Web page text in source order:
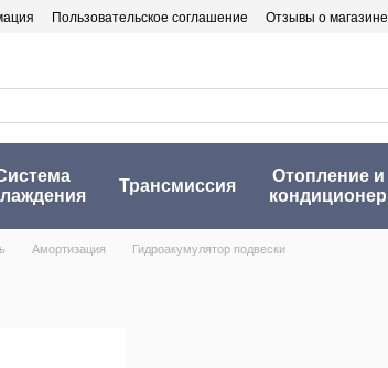
Пользовательское соглашение Отзывы о магазине
Трансмиссия
Отопление и
кондиционер
Амортизация Гидроакумулятор подвески